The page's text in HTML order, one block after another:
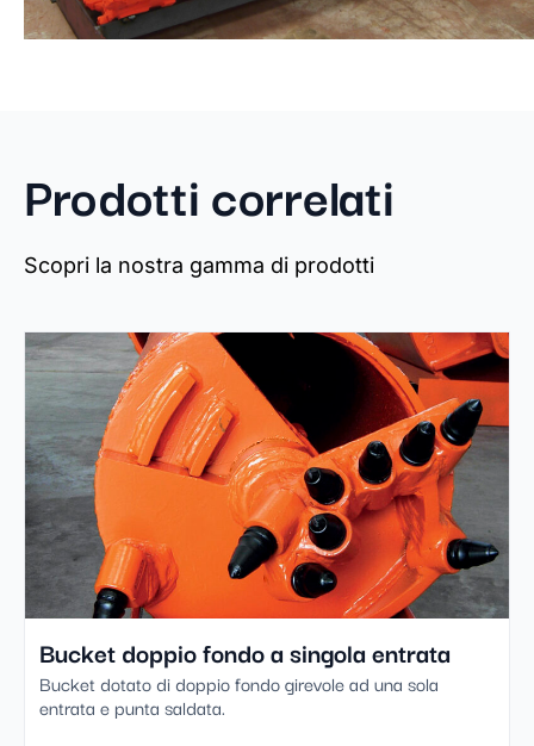
Prodotti correlati
Scopri la nostra gamma di prodotti
Bucket doppio fondo a singola entrata
Bucket dotato di doppio fondo girevole ad una sola
entrata e punta saldata.